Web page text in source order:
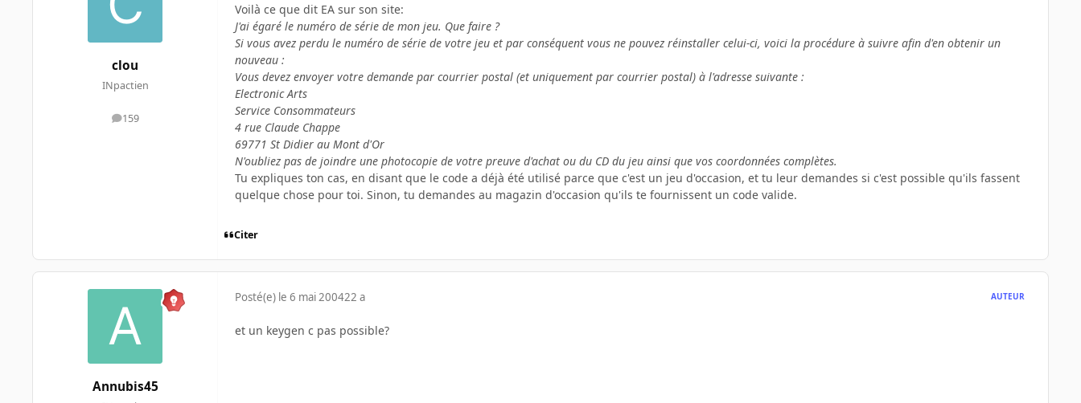
clou
INpactien
159
messages
Voilà ce que dit EA sur son site:
J'ai égaré le numéro de série de mon jeu. Que faire ?
Si vous avez perdu le numéro de série de votre jeu et par conséquent vous ne pouvez réinstaller celui-ci, voici la procédure à suivre afin d'en obtenir un
nouveau :
Vous devez envoyer votre demande par courrier postal (et uniquement par courrier postal) à l'adresse suivante :
Electronic Arts
Service Consommateurs
4 rue Claude Chappe
69771 St Didier au Mont d'Or
N'oubliez pas de joindre une photocopie de votre preuve d'achat ou du CD du jeu ainsi que vos coordonnées complètes.
Tu expliques ton cas, en disant que le code a déjà été utilisé parce que c'est un jeu d'occasion, et tu leur demandes si c'est possible qu'ils fassent
quelque chose pour toi. Sinon, tu demandes au magazin d'occasion qu'ils te fournissent un code valide.
Citer
Annubis45
Posté(e) le 6 mai 200422 a AUTEUR
et un keygen c pas possible?